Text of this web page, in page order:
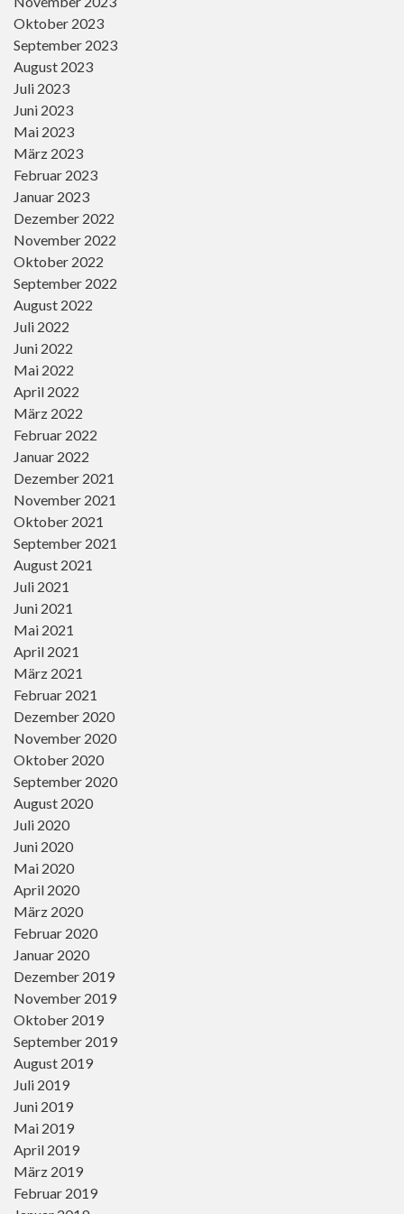
Oktober 2023
September 2023
August 2023
Juli 2023
Juni 2023
Mai 2023
März 2023
Februar 2023
Januar 2023
Dezember 2022
November 2022
Oktober 2022
September 2022
August 2022
Juli 2022
Juni 2022
Mai 2022
April 2022
März 2022
Februar 2022
Januar 2022
Dezember 2021
November 2021
Oktober 2021
September 2021
August 2021
Juli 2021
Juni 2021
Mai 2021
April 2021
März 2021
Februar 2021
Dezember 2020
November 2020
Oktober 2020
September 2020
August 2020
Juli 2020
Juni 2020
Mai 2020
April 2020
März 2020
Februar 2020
Januar 2020
Dezember 2019
November 2019
Oktober 2019
September 2019
August 2019
Juli 2019
Juni 2019
Mai 2019
April 2019
März 2019
Februar 2019